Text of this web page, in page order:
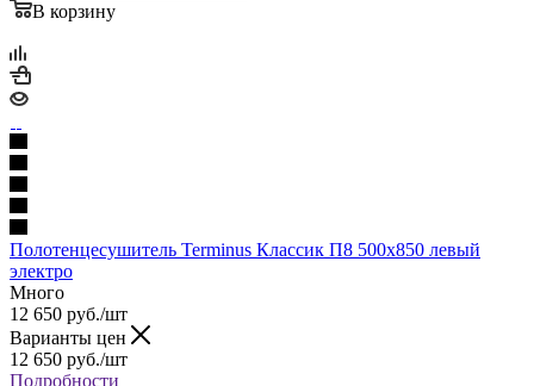
В корзину
Полотенцесушитель Terminus Классик П8 500х850 левый
электро
Много
12 650 руб./шт
Варианты цен
12 650 руб./шт
Подробности